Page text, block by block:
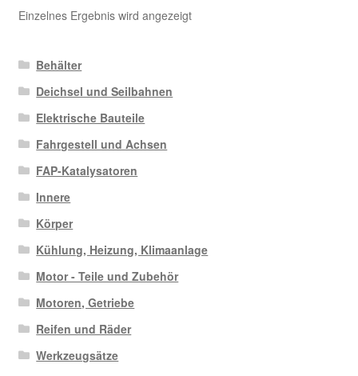
Einzelnes Ergebnis wird angezeigt
Behälter
Deichsel und Seilbahnen
Elektrische Bauteile
Fahrgestell und Achsen
FAP-Katalysatoren
Innere
Körper
Kühlung, Heizung, Klimaanlage
Motor - Teile und Zubehör
Motoren, Getriebe
Reifen und Räder
Werkzeugsätze